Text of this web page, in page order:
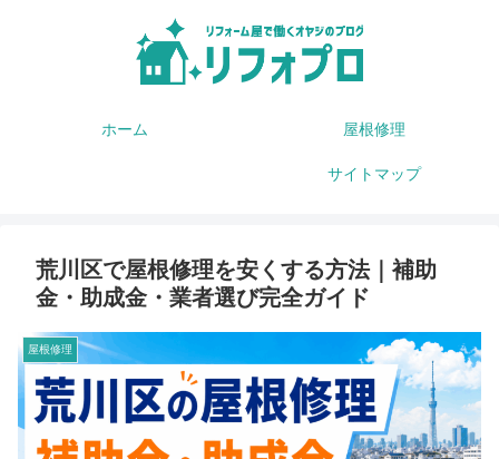
ホーム 屋根修理
サイトマップ
荒川区で屋根修理を安くする方法｜補助
金・助成金・業者選び完全ガイド
屋根修理